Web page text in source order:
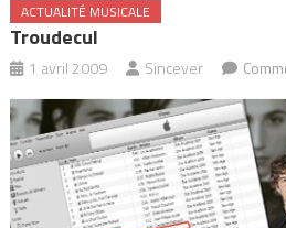
ACTUALITÉ MUSICALE
Troudecul
1 avril 2009 Sincever